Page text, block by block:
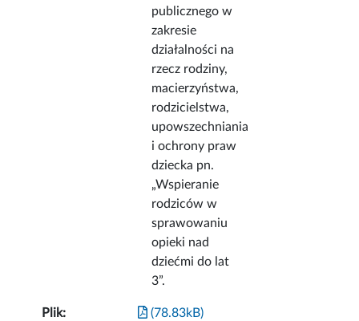
publicznego w
zakresie
działalności na
rzecz rodziny,
macierzyństwa,
rodzicielstwa,
upowszechniania
i ochrony praw
dziecka pn.
„Wspieranie
rodziców w
sprawowaniu
opieki nad
dziećmi do lat
3”.
Plik: (78.83kB)